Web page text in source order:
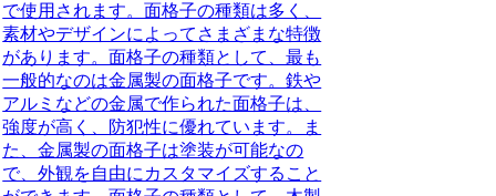
で使用されます。面格子の種類は多く、
素材やデザインによってさまざまな特徴
があります。面格子の種類として、最も
一般的なのは金属製の面格子です。鉄や
アルミなどの金属で作られた面格子は、
強度が高く、防犯性に優れています。ま
た、金属製の面格子は塗装が可能なの
で、外観を自由にカスタマイズすること